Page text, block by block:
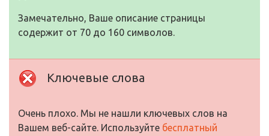
Замечательно, Ваше описание страницы
содержит от 70 до 160 символов.
Ключевые слова
Очень плохо. Мы не нашли ключевых слов на
Вашем веб-сайте. Используйте бесплатный